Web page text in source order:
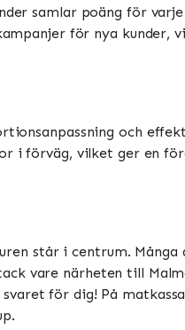
samlar poäng för
för nya kunder,
och
i förväg, vilket ger en
står i centrum. Många
vare närheten till
för dig! På